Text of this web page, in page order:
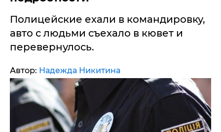
Полицейские ехали в командировку,
авто с людьми съехало в кювет и
перевернулось.
Автор: Надежда Никитина